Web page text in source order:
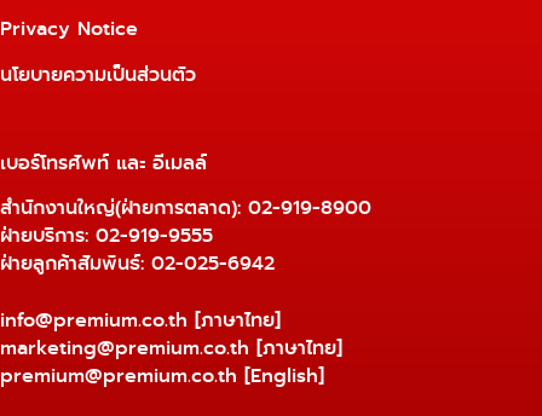
Privacy Notice
นโยบายความเป็นส่วนตัว
เบอร์โทรศัพท์ และ อีเมลล์
สำนักงานใหญ่(ฝ่ายการตลาด): 02-919-8900
ฝ่ายบริการ: 02-919-9555
ฝ่ายลูกค้าสัมพันธ์: 02-025-6942
info@premium.co.th [ภาษาไทย]
marketing@premium.co.th [ภาษาไทย]
premium@premium.co.th [English]